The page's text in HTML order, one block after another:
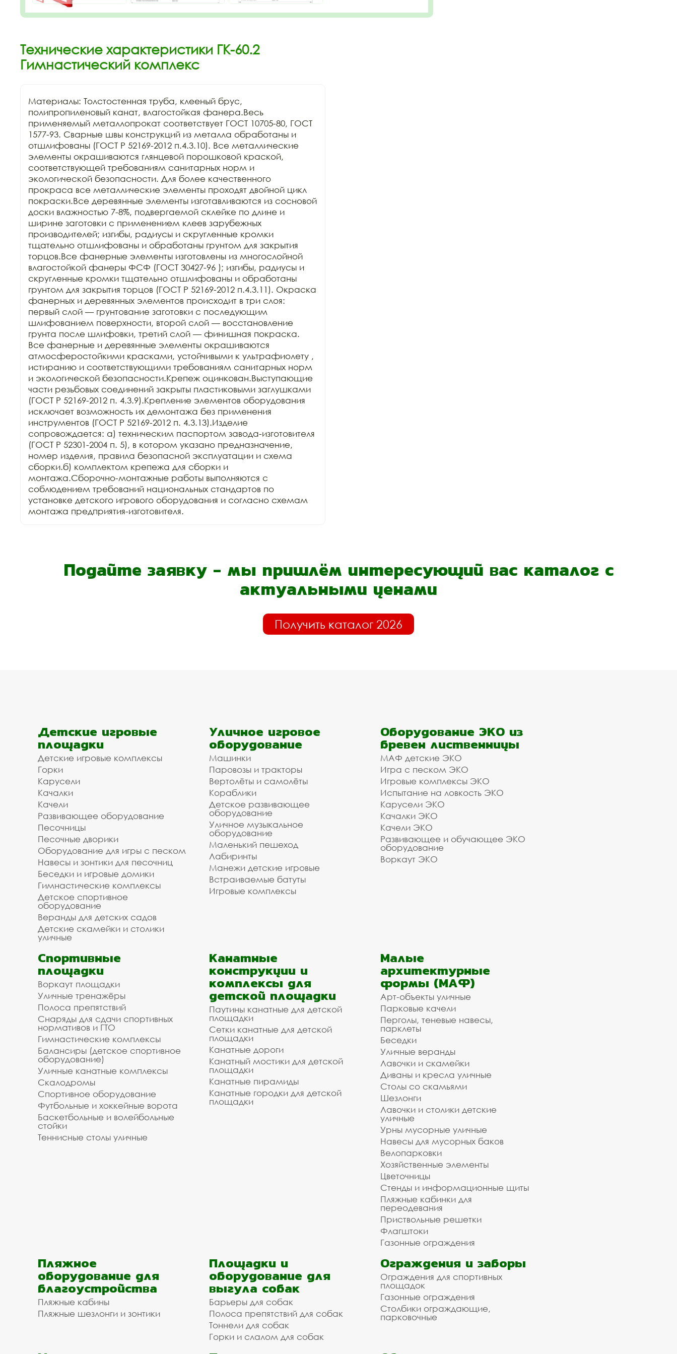
Технические характеристики ГК-60.2
Гимнастический комплекс
Материалы: Толстостенная труба, клееный брус,
полипропиленовый канат, влагостойкая фанера.Весь
применяемый металлопрокат соответствует ГОСТ 10705-80, ГОСТ
1577-93. Сварные швы конструкций из металла обработаны и
отшлифованы (ГОСТ Р 52169-2012 п.4.3.10). Все металлические
элементы окрашиваются глянцевой порошковой краской,
соответствующей требованиям санитарных норм и
экологической безопасности. Для более качественного
прокраса все металлические элементы проходят двойной цикл
покраски.Все деревянные элементы изготавливаются из сосновой
доски влажностью 7-8%, подвергаемой склейке по длине и
ширине заготовки с применением клеев зарубежных
производителей; изгибы, радиусы и скругленные кромки
тщательно отшлифованы и обработаны грунтом для закрытия
торцов.Все фанерные элементы изготовлены из многослойной
влагостойкой фанеры ФСФ (ГОСТ 30427-96 ); изгибы, радиусы и
скругленные кромки тщательно отшлифованы и обработаны
грунтом для закрытия торцов (ГОСТ Р 52169-2012 п.4.3.11). Окраска
фанерных и деревянных элементов происходит в три слоя:
первый слой — грунтование заготовки с последующим
шлифованием поверхности, второй слой — восстановление
грунта после шлифовки, третий слой — финишная покраска.
Все фанерные и деревянные элементы окрашиваются
атмосферостойкими красками, устойчивыми к ультрафиолету ,
истиранию и соответствующими требованиям санитарных норм
и экологической безопасности.Крепеж оцинкован.Выступающие
части резьбовых соединений закрыты пластиковыми заглушками
(ГОСТ Р 52169-2012 п. 4.3.9).Крепление элементов оборудования
исключает возможность их демонтажа без применения
инструментов (ГОСТ Р 52169-2012 п. 4.3.13).Изделие
сопровождается: а) техническим паспортом завода-изготовителя
(ГОСТ Р 52301-2004 п. 5), в котором указано предназначение,
номер изделия, правила безопасной эксплуатации и схема
сборки.б) комплектом крепежа для сборки и
монтажа.Сборочно-монтажные работы выполняются с
соблюдением требований национальных стандартов по
установке детского игрового оборудования и согласно схемам
монтажа предприятия-изготовителя.
Подайте заявку - мы пришлём интересующий вас каталог с
актуальными ценами
Получить каталог 2026
Детские игровые
площадки
Детские игровые комплексы
Горки
Карусели
Качалки
Качели
Развивающее оборудование
Песочницы
Песочные дворики
Оборудование для игры с песком
Навесы и зонтики для песочниц
Беседки и игровые домики
Гимнастические комплексы
Детское спортивное
оборудование
Веранды для детских садов
Детские скамейки и столики
уличные
Уличное игровое
оборудование
Машинки
Паровозы и тракторы
Вертолёты и самолёты
Кораблики
Детское развивающее
оборудование
Уличное музыкальное
оборудование
Маленький пешеход
Лабиринты
Манежи детские игровые
Встраиваемые батуты
Игровые комплексы
Оборудование ЭКО из
бревен лиственницы
МАФ детские ЭКО
Игра с песком ЭКО
Игровые комплексы ЭКО
Испытание на ловкость ЭКО
Карусели ЭКО
Качалки ЭКО
Качели ЭКО
Развивающее и обучающее ЭКО
оборудование
Воркаут ЭКО
Спортивные
площадки
Воркаут площадки
Уличные тренажёры
Полоса препятствий
Снаряды для сдачи спортивных
нормативов и ГТО
Гимнастические комплексы
Балансиры (детское спортивное
оборудование)
Уличные канатные комплексы
Скалодромы
Спортивное оборудование
Футбольные и хоккейные ворота
Баскетбольные и волейбольные
стойки
Теннисные столы уличные
Канатные
конструкции и
комплексы для
детской площадки
Паутины канатные для детской
площадки
Сетки канатные для детской
площадки
Канатные дороги
Канатный мостики для детской
площадки
Канатные пирамиды
Канатные городки для детской
площадки
Малые
архитектурные
формы (МАФ)
Арт-объекты уличные
Парковые качели
Перголы, теневые навесы,
парклеты
Беседки
Уличные веранды
Лавочки и скамейки
Диваны и кресла уличные
Столы со скамьями
Шезлонги
Лавочки и столики детские
уличные
Урны мусорные уличные
Навесы для мусорных баков
Велопарковки
Хозяйственные элементы
Цветочницы
Стенды и информационные щиты
Пляжные кабинки для
переодевания
Приствольные решетки
Флагштоки
Газонные ограждения
Пляжное
оборудование для
благоустройства
Пляжные кабины
Пляжные шезлонги и зонтики
Площадки и
оборудование для
выгула собак
Барьеры для собак
Полоса препятствий для собак
Тоннели для собак
Горки и слалом для собак
Ограждения и заборы
Ограждения для спортивных
площадок
Газонные ограждения
Столбики ограждающие,
парковочные